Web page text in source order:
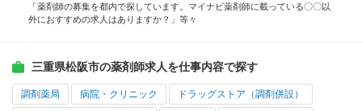
「薬剤師の募集を都内で探しています。マイナビ薬剤師に載っている〇〇以
外におすすめの求人はありますか？」等々
三重県松阪市の薬剤師求人を仕事内容で探す
調剤薬局 病院・クリニック ドラッグストア（調剤併設）